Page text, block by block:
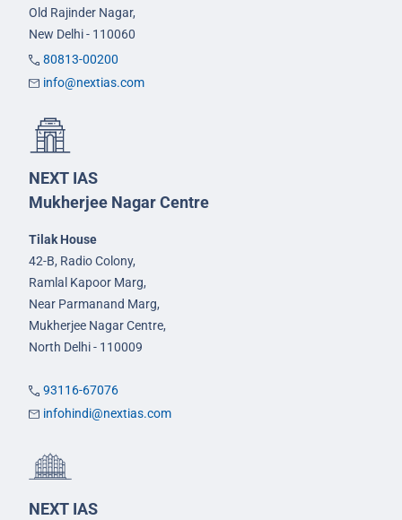
Old Rajinder Nagar,
New Delhi - 110060
80813-00200
info@nextias.com
NEXT IAS
Mukherjee Nagar Centre
Tilak House
42-B, Radio Colony,
Ramlal Kapoor Marg,
Near Parmanand Marg,
Mukherjee Nagar Centre,
North Delhi - 110009
93116-67076
infohindi@nextias.com
NEXT IAS